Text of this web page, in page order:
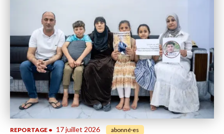
REPORTAGE • 17 juillet 2026 abonné·es